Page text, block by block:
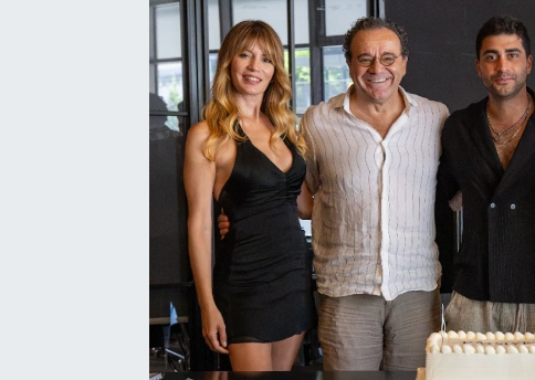
RESMİ İLANLAR
İletişim/Künye
Gözden Kaçmasın